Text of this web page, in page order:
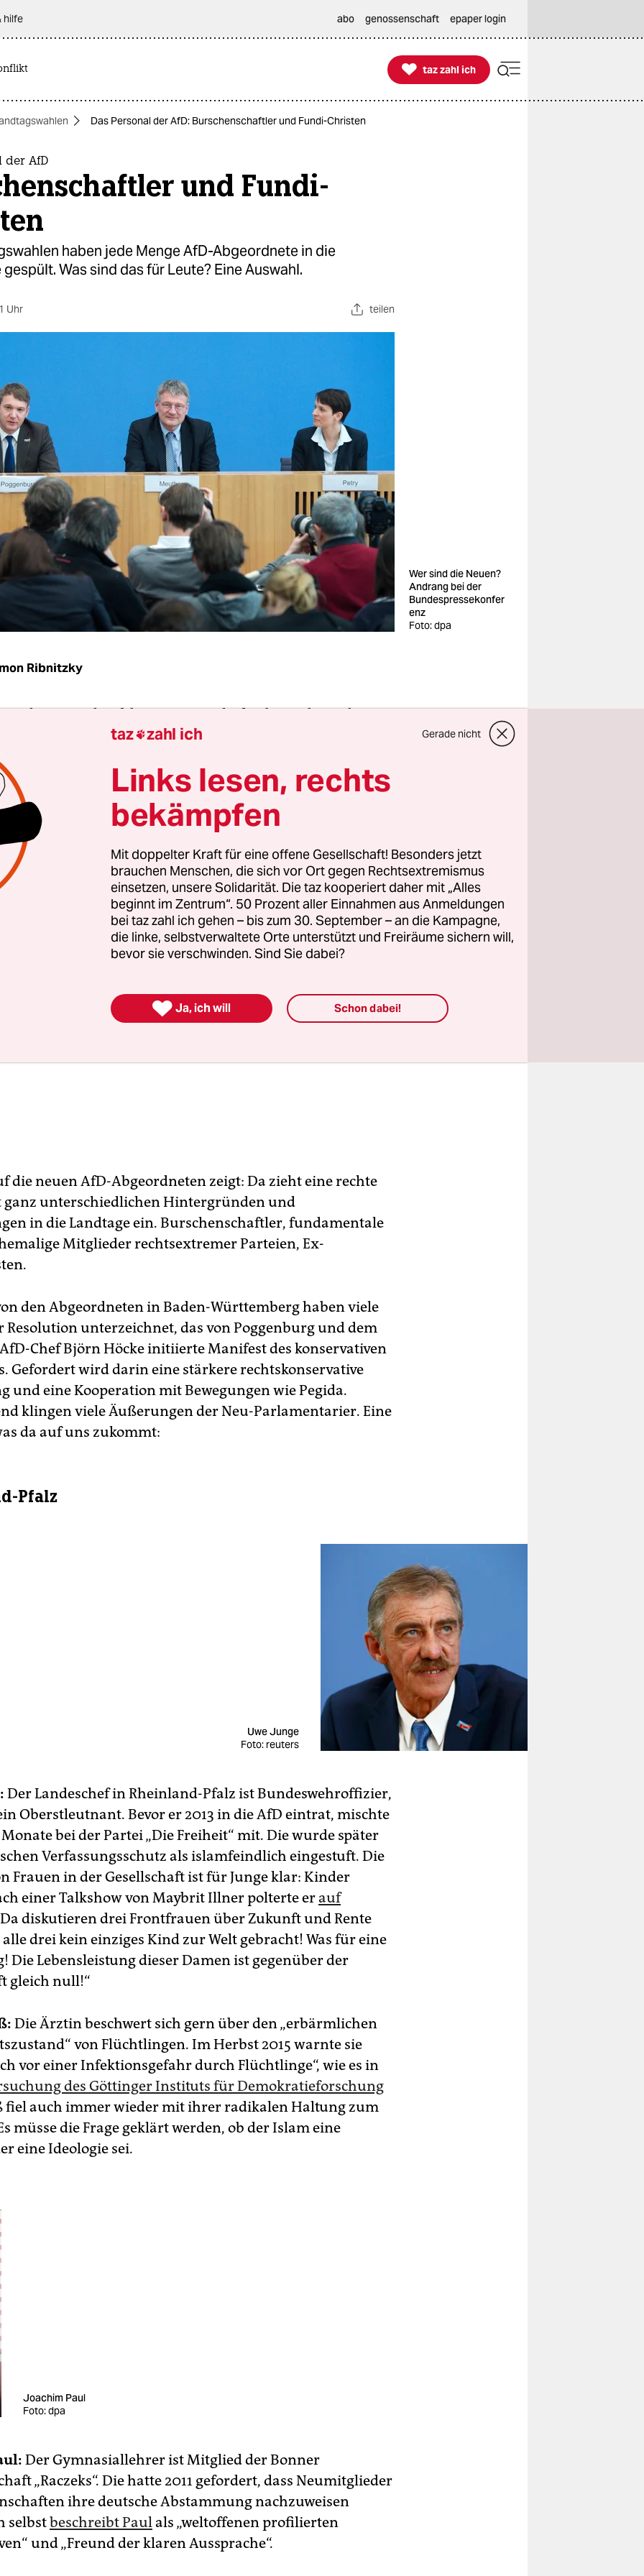
hilfe abo genossenschaft epaper login

taz zahl ich
taz zahl ich
Das Personal der AfD: Burschenschaftler und Fundi-Christen
der AfD
und Fundi-
haben jede Menge AfD-Abgeordnete in die
Was sind das für Leute? Eine Auswahl.
Uhr teilen
Wer sind die Neuen?
Andrang bei der
Bundespressekonfer
enz
Foto: dpa
Ribnitzky
sind auf dem Vormarsch: 61 Abgeordnete der
für Deutschland sitzen künftig in den Parlamenten von
Pfalz, Sachsen-Anhalt und Baden-Württemberg.
Partei ganz verschiedene Gesichter, etwa den liberal-
Universitätsprofessor Jörg Meuthen, Spitzenkandidat
oder den völkisch-nationalistisch auftretenden
in Sachsen-Anhalt – kaum zu glauben, dass sie das
haben.
die neuen AfD-Abgeordneten zeigt: Da zieht eine rechte
ganz unterschiedlichen Hintergründen und
in die Landtage ein. Burschenschaftler, fundamentale
Mitglieder rechtsextremer Parteien, Ex-
den Abgeordneten in Baden-Württemberg haben viele
Resolution unterzeichnet, das von Poggenburg und dem
Chef Björn Höcke initiierte Manifest des konservativen
Gefordert wird darin eine stärkere rechtskonservative
und eine Kooperation mit Bewegungen wie Pegida.
klingen viele Äußerungen der Neu-Parlamentarier. Eine
da auf uns zukommt:
Pfalz
Uwe Junge
Foto: reuters
Der Landeschef in Rheinland-Pfalz ist Bundeswehroffizier,
Oberstleutnant. Bevor er 2013 in die AfD eintrat, mischte
bei der Partei „Die Freiheit“ mit. Die wurde später
Verfassungsschutz als islamfeindlich eingestuft. Die
Frauen in der Gesellschaft ist für Junge klar: Kinder
einer Talkshow von Maybrit Illner polterte er auf
diskutieren drei Frontfrauen über Zukunft und Rente
drei kein einziges Kind zur Welt gebracht! Was für eine
Die Lebensleistung dieser Damen ist gegenüber der
gleich null!“
Die Ärztin beschwert sich gern über den „erbärmlichen
von Flüchtlingen. Im Herbst 2015 warnte sie
vor einer Infektionsgefahr durch Flüchtlinge“, wie es in
des Göttinger Instituts für Demokratieforschung
fiel auch immer wieder mit ihrer radikalen Haltung zum
müsse die Frage geklärt werden, ob der Islam eine
eine Ideologie sei.
Joachim Paul
Foto: dpa
Der Gymnasiallehrer ist Mitglied der Bonner
„Raczeks“. Die hatte 2011 gefordert, dass Neumitglieder
ihre deutsche Abstammung nachzuweisen
selbstbeschreibt Paul als „weltoffenen profilierten
und „Freund der klaren Aussprache“.
taz zahl ich Gerade nicht
Links lesen, rechts
bekämpfen
Mit doppelter Kraft für eine offene Gesellschaft! Besonders jetzt
brauchen Menschen, die sich vor Ort gegen Rechtsextremismus
einsetzen, unsere Solidarität. Die taz kooperiert daher mit „Alles
beginnt im Zentrum“. 50 Prozent aller Einnahmen aus Anmeldungen
bei taz zahl ich gehen – bis zum 30. September – an die Kampagne,
die linke, selbstverwaltete Orte unterstützt und Freiräume sichern will,
bevor sie verschwinden. Sind Sie dabei?
 Ja, ich will Schon dabei!